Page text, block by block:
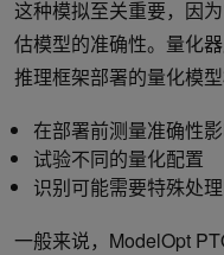
这种模拟至关重要，因
估模型的准确性。量化
推理框架部署的量化模
在部署前测量准确性
试验不同的量化配置
识别可能需要特殊处
一般来说，ModelOpt